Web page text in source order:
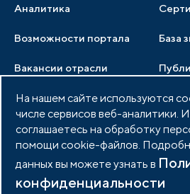
Аналитика
Возможности портала
База
Вакансии отрасли
Медиатека
Члены ассоциации
Услуги ассоциации
Документы АИП
Партнеры ассоциации
Фото и видео
Членство в АИП
На нашем сайте используются
числе сервисов веб-аналитики.
соглашаетесь на обработку
помощи cookie-файлов.
данных вы можете узнать в
конфиденциальности